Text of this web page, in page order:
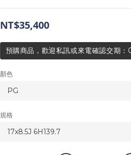
NT$35,400
預購商品，歡迎私訊或來電確認交期
顏色
規格